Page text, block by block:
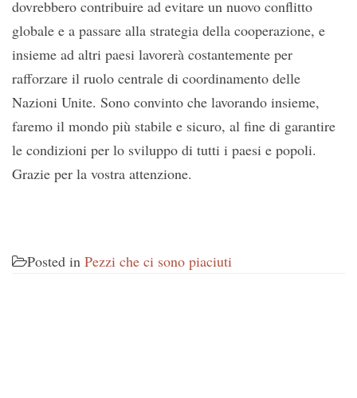
dovrebbero contribuire ad evitare un nuovo conflitto
globale e a passare alla strategia della cooperazione, e
insieme ad altri paesi lavorerà costantemente per
rafforzare il ruolo centrale di coordinamento delle
Nazioni Unite. Sono convinto che lavorando insieme,
faremo il mondo più stabile e sicuro, al fine di garantire
le condizioni per lo sviluppo di tutti i paesi e popoli.
Grazie per la vostra attenzione.
Posted in Pezzi che ci sono piaciuti